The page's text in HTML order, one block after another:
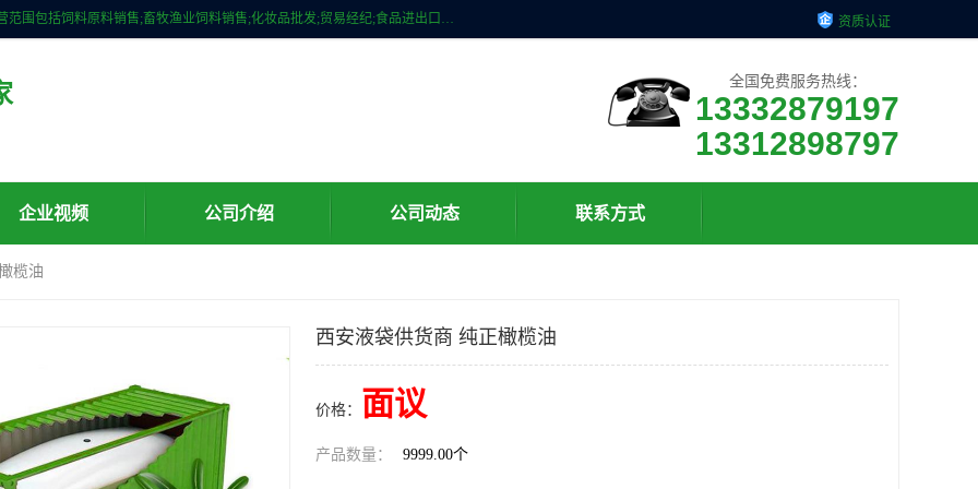
广州维圣橄榄油有限公司成立于2013年，注册地位于广州市白云区。经营范围包括饲料原料销售;畜牧渔业饲料销售;化妆品批发;贸易经纪;食品进出口等，主要产品有：橄榄果渣油，橄榄油，纯橄榄油等。 资质认证
全国免费服务热线：
13332879197
13312898797
企业视频 公司介绍 公司动态 联系方式
榄油
西安液袋供货商 纯正橄榄油
价格： 面议
产品数量： 9999.00个